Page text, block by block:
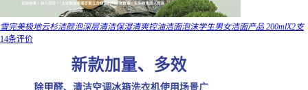
雪完美极地云杉洁颜泡深层清洁保湿清爽控油洁面泡沫学生男女洁面产品 200mlX2支
14条评价